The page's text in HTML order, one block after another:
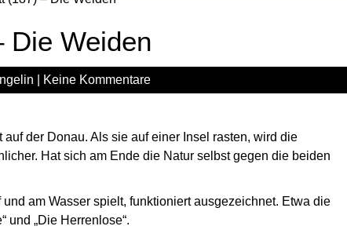
Die Weiden
Keine Kommentare
der Donau. Als sie auf einer Insel rasten, wird die
Hat sich am Ende die Natur selbst gegen die beiden
am Wasser spielt, funktioniert ausgezeichnet. Etwa die
und „Die Herrenlose“.